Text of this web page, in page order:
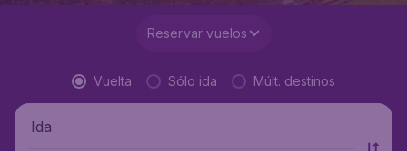
Reservar vuelos
Vuelta Sólo ida Múlt. destinos
Ida